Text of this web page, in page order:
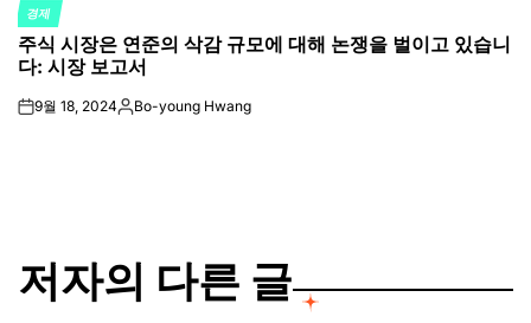
POSTED
IN
경제
주식 시장은 연준의 삭감 규모에 대해 논쟁을 벌이고 있습니
다: 시장 보고서
on9월 18, 2024Posted
Bo-young Hwang
저자의 다른 글